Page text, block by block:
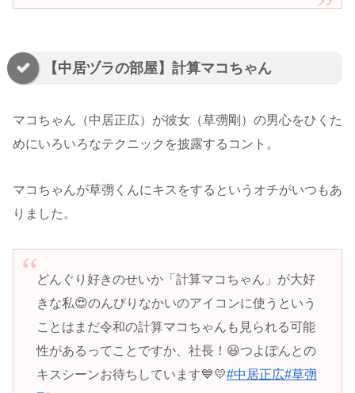
【中居ヅラの部屋】計算マコちゃん
マコちゃん（中居正広）が彼女（草彅剛）の男心をひくた
めにいろいろなテクニックを披露するコント。
マコちゃんが草彅くんにキスをするというオチがいつもあ
りました。
どんぐり好きのせいか「計算マコちゃん」が大好
きな私😍のんびりなかいのアイコンに使うという
ことはまだ令和の計算マコちゃんも見られる可能
性があるってことですか、社長！😆つよぽんとの
キスシーンお待ちしています💙💛#中居正広#草彅